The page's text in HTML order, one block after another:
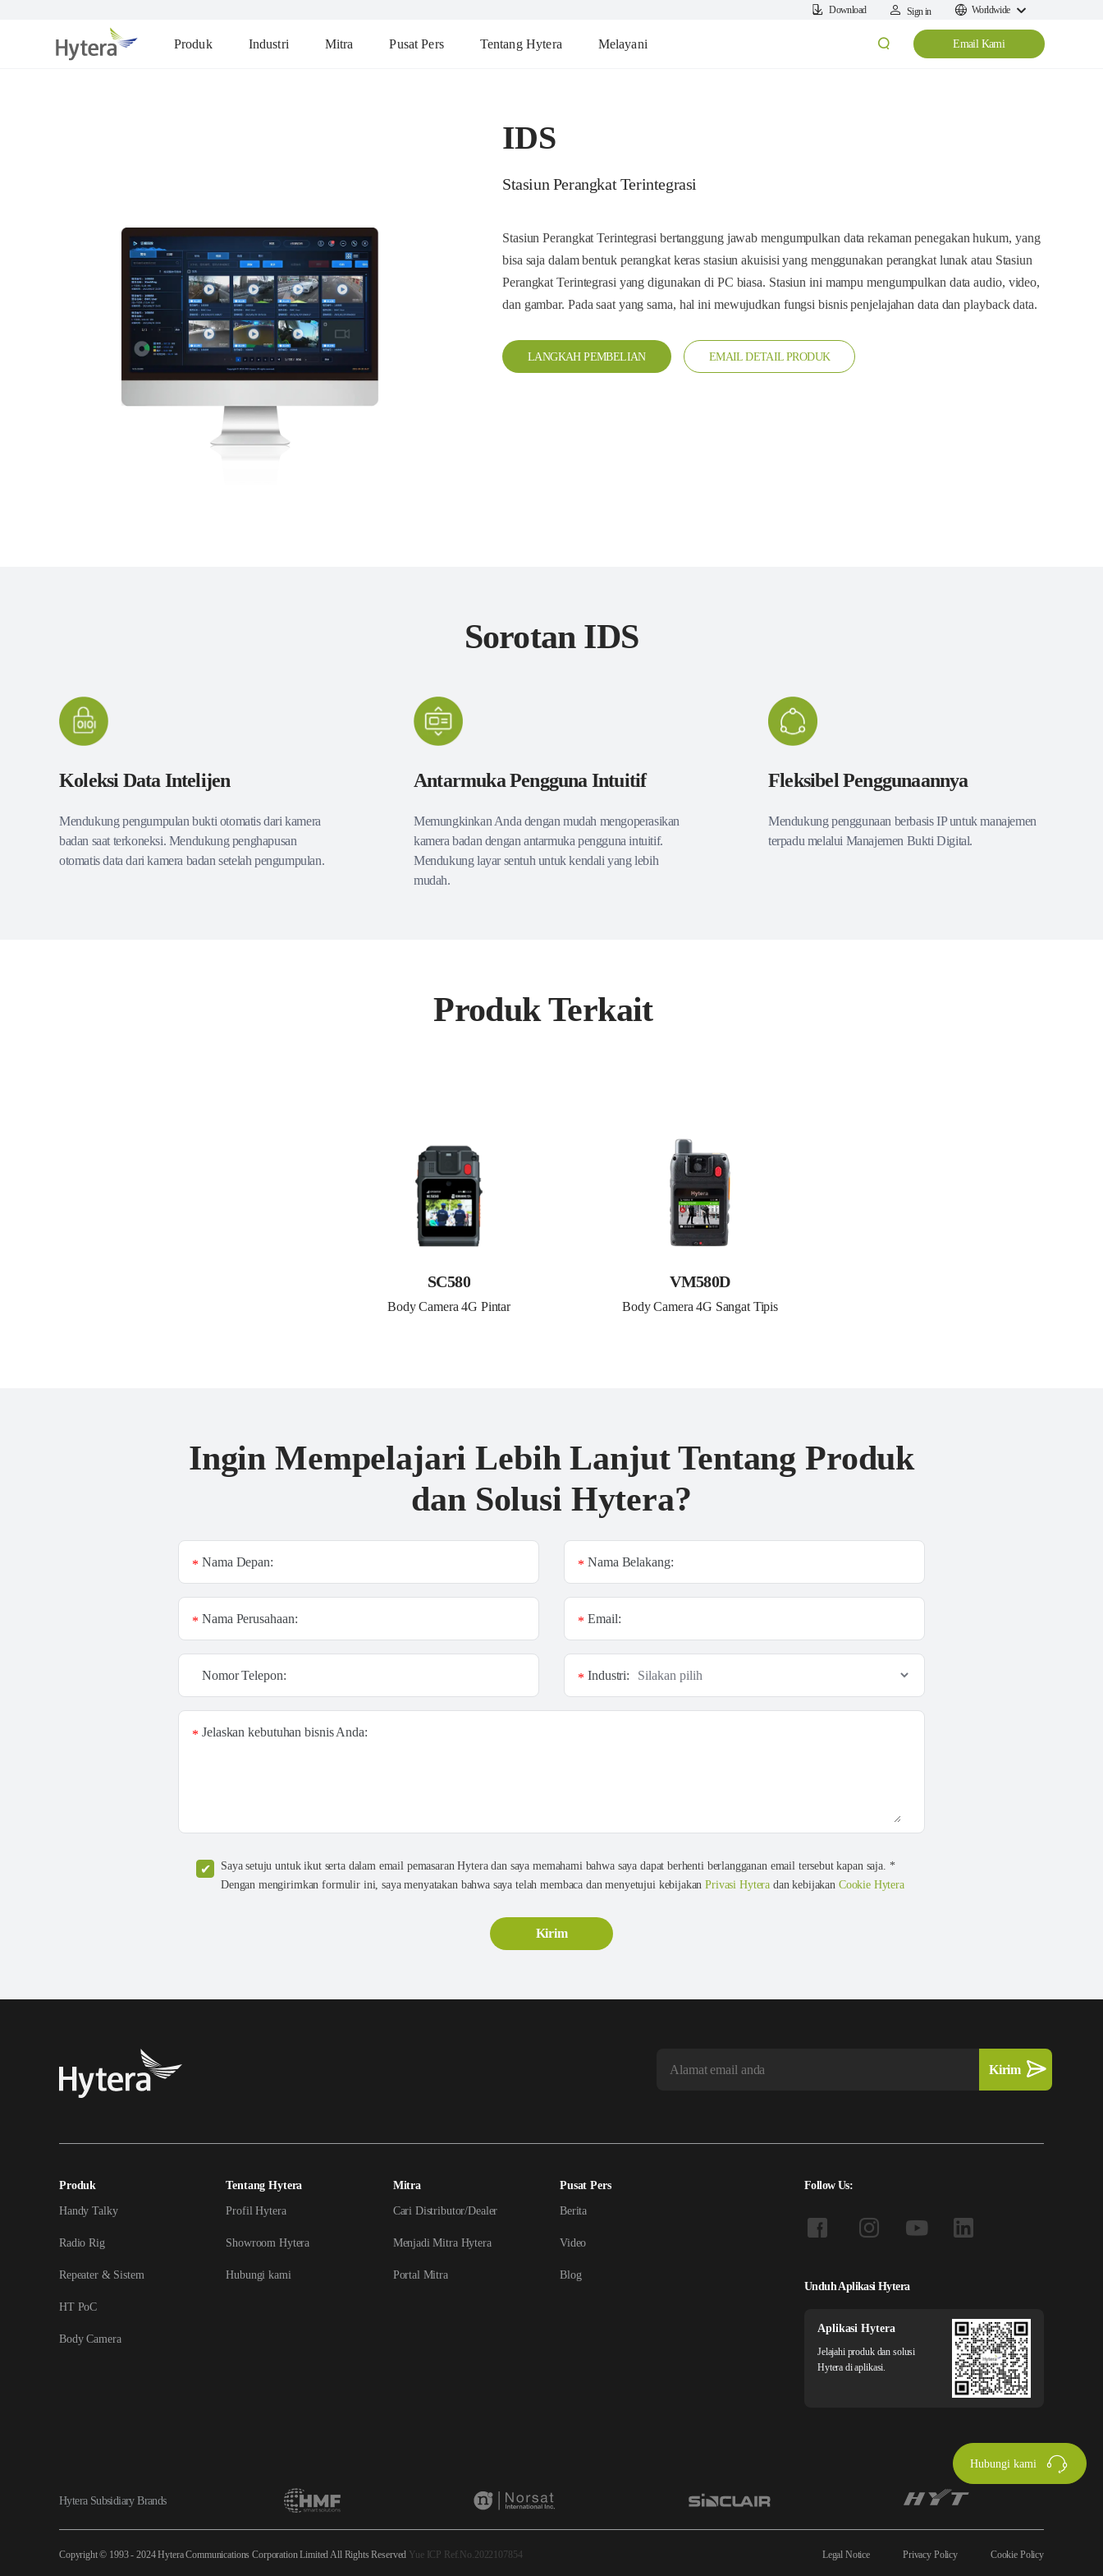
Download Sign in Worldwide
Produk Industri Mitra Pusat Pers Tentang Hytera Melayani Email Kami
IDS
Stasiun Perangkat Terintegrasi
Stasiun Perangkat Terintegrasi bertanggung jawab mengumpulkan data rekaman penegakan hukum, yang
bisa saja dalam bentuk perangkat keras stasiun akuisisi yang menggunakan perangkat lunak atau Stasiun
Perangkat Terintegrasi yang digunakan di PC biasa. Stasiun ini mampu mengumpulkan data audio, video,
dan gambar. Pada saat yang sama, hal ini mewujudkan fungsi bisnis penjelajahan data dan playback data.
LANGKAH PEMBELIAN EMAIL DETAIL PRODUK
Sorotan IDS
Koleksi Data Intelijen
Mendukung pengumpulan bukti otomatis dari kamera
badan saat terkoneksi. Mendukung penghapusan
otomatis data dari kamera badan setelah pengumpulan.
Antarmuka Pengguna Intuitif
Memungkinkan Anda dengan mudah mengoperasikan
kamera badan dengan antarmuka pengguna intuitif.
Mendukung layar sentuh untuk kendali yang lebih
mudah.
Fleksibel Penggunaannya
Mendukung penggunaan berbasis IP untuk manajemen
terpadu melalui Manajemen Bukti Digital.
Produk Terkait
SC580
Body Camera 4G Pintar
VM580D
Body Camera 4G Sangat Tipis
Ingin Mempelajari Lebih Lanjut Tentang Produk
dan Solusi Hytera?
Nama Depan:
* Nama Belakang:
*
Nama Perusahaan:
* Email:
*
Nomor Telepon: Industri:
*
Jelaskan kebutuhan bisnis Anda:
*
Saya setuju untuk ikut serta dalam email pemasaran Hytera dan saya memahami bahwa saya dapat berhenti berlangganan email tersebut kapan saja. *
Dengan mengirimkan formulir ini, saya menyatakan bahwa saya telah membaca dan menyetujui kebijakanPrivasi Hytera dan kebijakan Cookie Hytera
Produk
Handy Talky
Radio Rig
Repeater & Sistem
HT PoC
Body Camera
Tentang Hytera
Profil Hytera
Showroom Hytera
Hubungi kami
Mitra
Cari Distributor/Dealer
Menjadi Mitra Hytera
Portal Mitra
Pusat Pers
Berita
Video
Blog
Follow Us:
Unduh Aplikasi Hytera
Aplikasi Hytera
Jelajahi produk dan solusi
Hytera di aplikasi.
Hytera Subsidiary Brands
Copyright © 1993 - 2024 Hytera Communications Corporation Limited All Rights Reserved Yue ICP Ref.No.2022107854 Legal Notice Privacy Policy Cookie Policy
Hubungi kami